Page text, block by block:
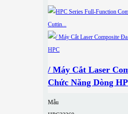
/ Máy Cắt Laser
Chức Năng Dòng
Mẫu